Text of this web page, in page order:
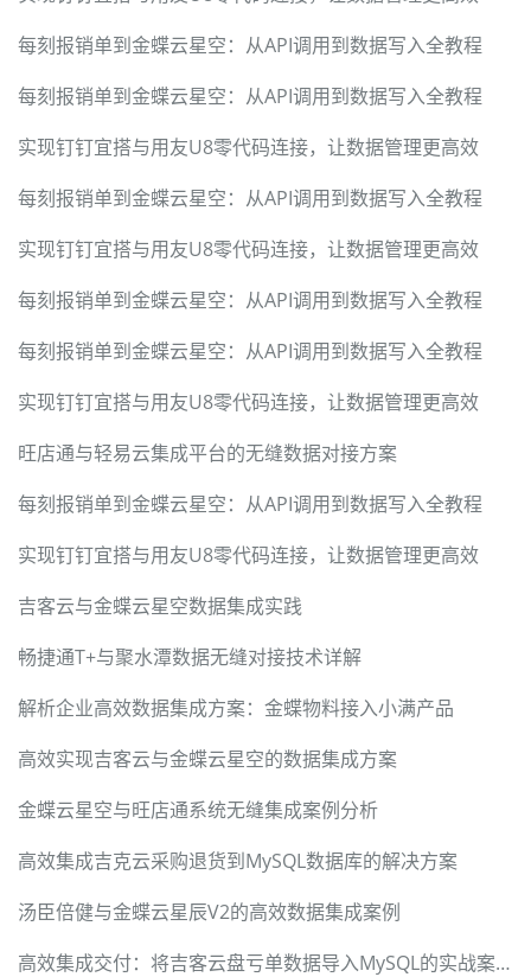
每刻报销单到金蝶云星空：从API调用到数据写入全教程
每刻报销单到金蝶云星空：从API调用到数据写入全教程
实现钉钉宜搭与用友U8零代码连接，让数据管理更高效
每刻报销单到金蝶云星空：从API调用到数据写入全教程
实现钉钉宜搭与用友U8零代码连接，让数据管理更高效
每刻报销单到金蝶云星空：从API调用到数据写入全教程
每刻报销单到金蝶云星空：从API调用到数据写入全教程
实现钉钉宜搭与用友U8零代码连接，让数据管理更高效
旺店通与轻易云集成平台的无缝数据对接方案
每刻报销单到金蝶云星空：从API调用到数据写入全教程
实现钉钉宜搭与用友U8零代码连接，让数据管理更高效
吉客云与金蝶云星空数据集成实践
畅捷通T+与聚水潭数据无缝对接技术详解
解析企业高效数据集成方案：金蝶物料接入小满产品
高效实现吉客云与金蝶云星空的数据集成方案
金蝶云星空与旺店通系统无缝集成案例分析
高效集成吉克云采购退货到MySQL数据库的解决方案
汤臣倍健与金蝶云星辰V2的高效数据集成案例
高效集成交付：将吉客云盘亏单数据导入MySQL的实战案例